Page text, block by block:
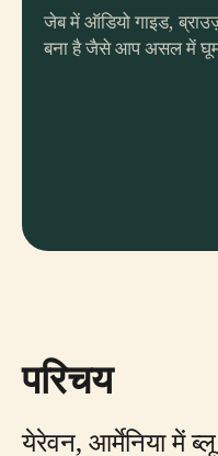
जेब में ऑडियो गाइड,
बना है जैसे आप असल में
परिचय
येरेवन, आर्मेनिया में